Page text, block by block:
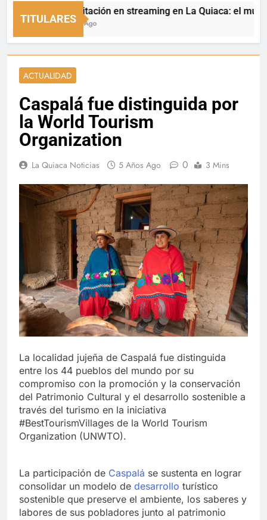
TITULARES
Capacitación en streaming en La Quiaca: el
4 Horas Ago
ACTUALIDAD
Caspalá fue distinguida por
la World Tourism
Organization
La Quiaca Noticias 5 Años Ago 0 3 Mins
La localidad jujeña de Caspalá fue distinguida
entre los 44 pueblos del mundo por su
compromiso con la promoción y la conservación
del Patrimonio Cultural y el desarrollo sostenible a
través del turismo en la iniciativa
#BestTourismVillages de la World Tourism
Organization (UNWTO).
La participación de Caspalá se sustenta en lograr
consolidar un modelo de desarrollo turístico
sostenible que preserve el ambiente, los saberes y
labores de sus pobladores junto al patrimonio